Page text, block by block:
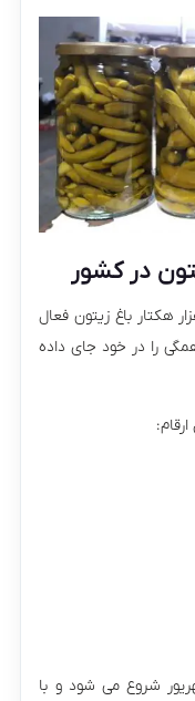
در کشور
هکتار باغ زیتون فعال
را در خود جای داده
شروع می شود و با